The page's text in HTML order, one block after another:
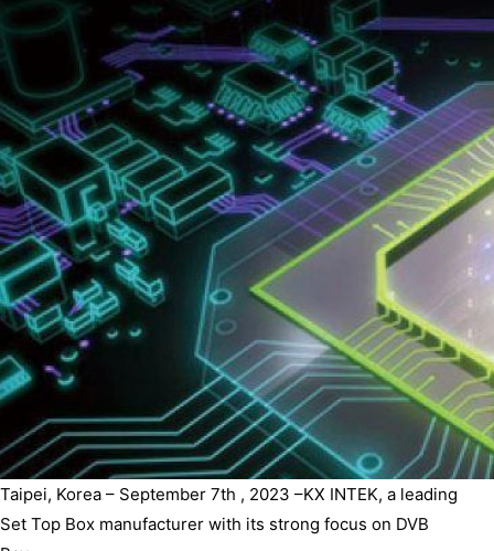
Taipei, Korea – September 7th , 2023 –KX INTEK, a leading
Set Top Box manufacturer with its strong focus on DVB